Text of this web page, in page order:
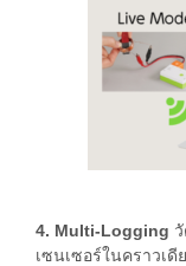
4. Multi-Logging
เซนเซอร์ในคราวเดี